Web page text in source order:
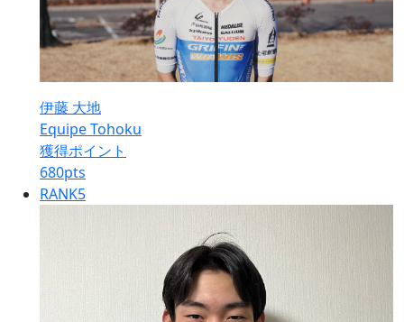
伊藤 大地
Equipe Tohoku
獲得ポイント
680pts
RANK5